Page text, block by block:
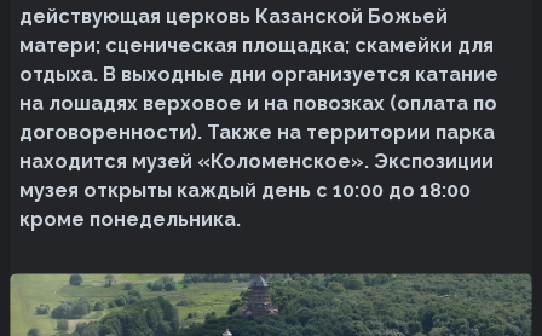
действующая церковь Казанской Божьей
матери; сценическая площадка; скамейки для
отдыха. В выходные дни организуется катание
на лошадях верховое и на повозках (оплата по
договоренности). Также на территории парка
находится музей «Коломенское». Экспозиции
музея открыты каждый день с 10:00 до 18:00
кроме понедельника.